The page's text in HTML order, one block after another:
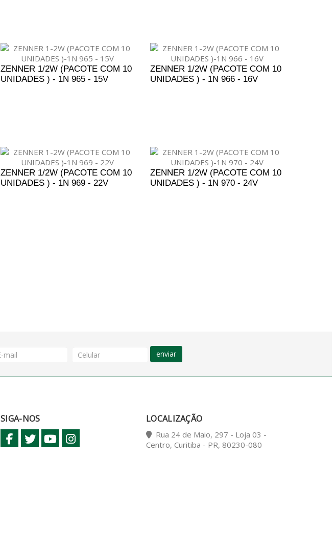
ZENNER 1/2W (PACOTE COM 10
UNIDADES ) - 1N 965 - 15V
ZENNER 1/2W (PACOTE COM 10
UNIDADES ) - 1N 966 - 16V
ZENNER 1/2W (PACOTE COM 10
UNIDADES ) - 1N 969 - 22V
ZENNER 1/2W (PACOTE COM 10
UNIDADES ) - 1N 970 - 24V
enviar
SIGA-NOS LOCALIZAÇÃO
Rua 24 de Maio, 297 - Loja 03 -
Centro, Curitiba - PR, 80230-080